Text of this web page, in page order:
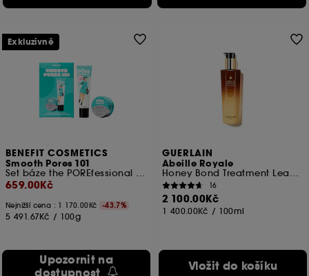
BENEFIT COSMETICS
Smooth Pores 101
Set báze the POREfessional a hydratačního krému
659.00Kč
Nejnižší cena : 1 170.00Kč -43.7%
5 491.67Kč / 100g
Upozornit na
dostupnost
Exkluzivně
GUERLAIN
Abeille Royale
Honey Bond Treatment Leave-In Care
16
2 100.00Kč
1 400.00Kč / 100ml
Vložit do košíku